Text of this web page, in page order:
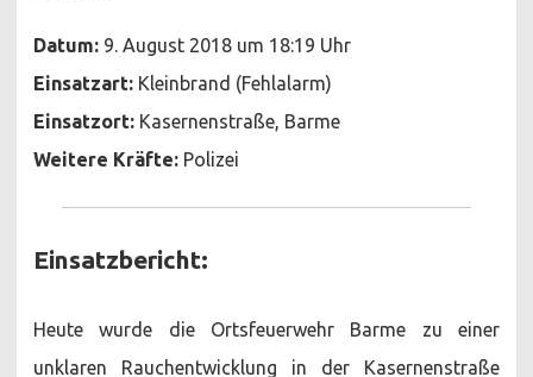
Datum: 9. August 2018 um 18:19 Uhr
Einsatzart: Kleinbrand (Fehlalarm)
Einsatzort: Kasernenstraße, Barme
Weitere Kräfte: Polizei
Einsatzbericht:
Heute wurde die Ortsfeuerwehr Barme zu einer
unklaren Rauchentwicklung in der Kasernenstraße